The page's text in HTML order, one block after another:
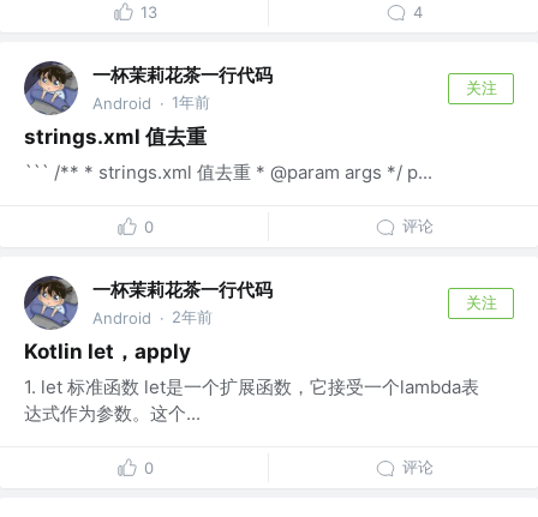
13 4
一杯茉莉花茶一行代码
Android · 1年前
关注
strings.xml 值去重
``` /** * strings.xml 值去重 * @param args */ p...
0 评论
一杯茉莉花茶一行代码
Android · 2年前
关注
Kotlin let，apply
1. let 标准函数 let是一个扩展函数，它接受一个lambda表
达式作为参数。这个...
0 评论